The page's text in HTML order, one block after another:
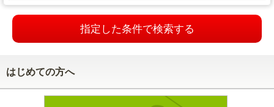
指定した条件で検索する
はじめての方へ